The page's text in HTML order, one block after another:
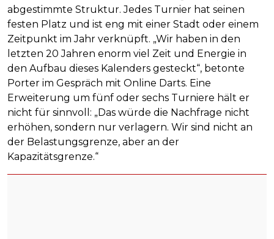
abgestimmte Struktur. Jedes Turnier hat seinen
festen Platz und ist eng mit einer Stadt oder einem
Zeitpunkt im Jahr verknüpft. „Wir haben in den
letzten 20 Jahren enorm viel Zeit und Energie in
den Aufbau dieses Kalenders gesteckt“, betonte
Porter im Gespräch mit Online Darts. Eine
Erweiterung um fünf oder sechs Turniere hält er
nicht für sinnvoll: „Das würde die Nachfrage nicht
erhöhen, sondern nur verlagern. Wir sind nicht an
der Belastungsgrenze, aber an der
Kapazitätsgrenze.“